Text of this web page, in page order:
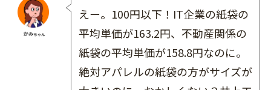
えー。100円以下！IT企業の紙袋の
平均単価が163.2円、不動産関係の
紙袋の平均単価が158.8円なのに。
絶対アパレルの紙袋の方がサイズが